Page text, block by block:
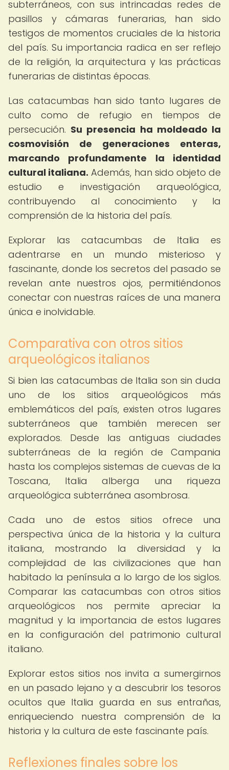
subterráneos, con sus intrincadas redes de
pasillos y cámaras funerarias, han sido
testigos de momentos cruciales de la historia
del país. Su importancia radica en ser reflejo
de la religión, la arquitectura y las prácticas
funerarias de distintas épocas.
Las catacumbas han sido tanto lugares de
culto como de refugio en tiempos de
persecución. Su presencia ha moldeado la
cosmovisión de generaciones enteras,
marcando profundamente la identidad
cultural italiana. Además, han sido objeto de
estudio e investigación arqueológica,
contribuyendo al conocimiento y la
comprensión de la historia del país.
Explorar las catacumbas de Italia es
adentrarse en un mundo misterioso y
fascinante, donde los secretos del pasado se
revelan ante nuestros ojos, permitiéndonos
conectar con nuestras raíces de una manera
única e inolvidable.
Comparativa con otros sitios
arqueológicos italianos
Si bien las catacumbas de Italia son sin duda
uno de los sitios arqueológicos más
emblemáticos del país, existen otros lugares
subterráneos que también merecen ser
explorados. Desde las antiguas ciudades
subterráneas de la región de Campania
hasta los complejos sistemas de cuevas de la
Toscana, Italia alberga una riqueza
arqueológica subterránea asombrosa.
Cada uno de estos sitios ofrece una
perspectiva única de la historia y la cultura
italiana, mostrando la diversidad y la
complejidad de las civilizaciones que han
habitado la península a lo largo de los siglos.
Comparar las catacumbas con otros sitios
arqueológicos nos permite apreciar la
magnitud y la importancia de estos lugares
en la configuración del patrimonio cultural
italiano.
Explorar estos sitios nos invita a sumergirnos
en un pasado lejano y a descubrir los tesoros
ocultos que Italia guarda en sus entrañas,
enriqueciendo nuestra comprensión de la
historia y la cultura de este fascinante país.
Reflexiones finales sobre los